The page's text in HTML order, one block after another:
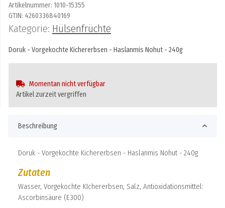
Artikelnummer: 1010-15355
GTIN: 4260336840169
Kategorie: Hülsenfrüchte
Doruk - Vorgekochte Kichererbsen - Haslanmis Nohut - 240g
Momentan nicht verfügbar
Artikel zurzeit vergriffen
Beschreibung
Doruk - Vorgekochte Kichererbsen - Haslanmis Nohut - 240g
Zutaten
Wasser, Vorgekochte KIchererbsen, Salz, Antioxidationsmittel:
Ascorbinsäure (E300)